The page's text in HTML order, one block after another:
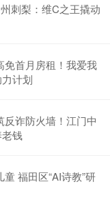
刺梨：维C之王撬动
免首月房租！我爱我
计划
诈防火墙！江门中
钱
福田区“AI诗教”研